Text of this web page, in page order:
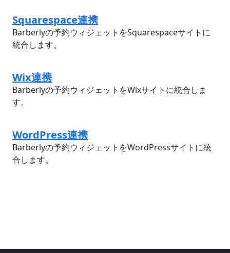
Squarespace連携
Barberlyの予約ウィジェットをSquarespaceサイトに
統合します。
Wix連携
Barberlyの予約ウィジェットをWixサイトに統合しま
す。
WordPress連携
Barberlyの予約ウィジェットをWordPressサイトに統
合します。